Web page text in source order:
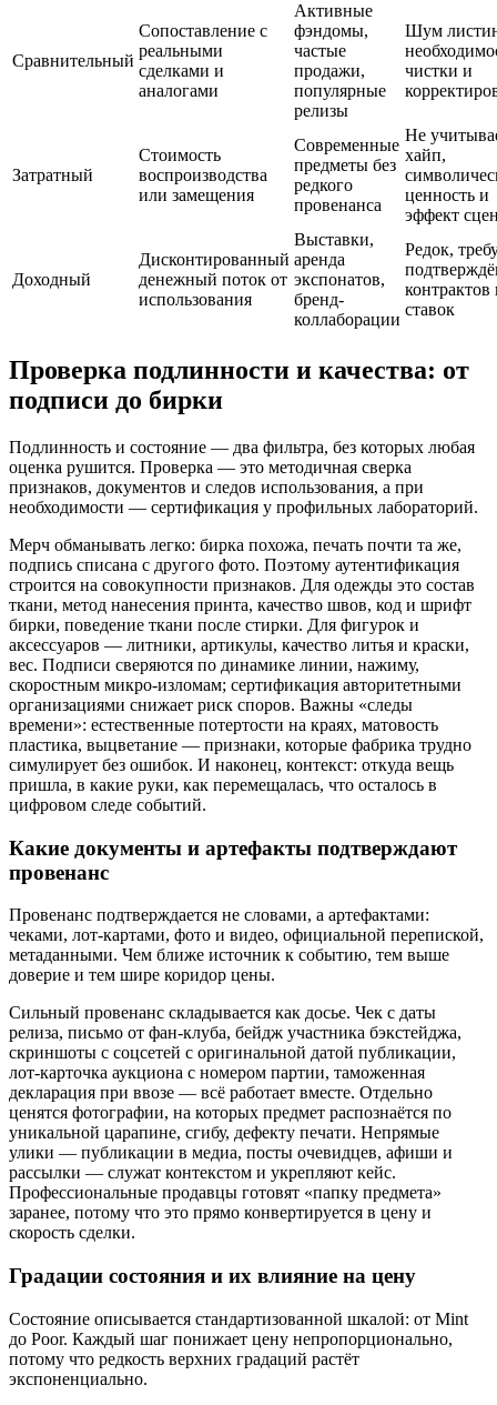
Сравнительный
Сопоставление с
реальными
сделками и
аналогами
Активные
фэндомы,
частые
продажи,
популярные
релизы
Шум
чистки и
Затратный
Стоимость
воспроизводства
или замещения
Современные
предметы без
редкого
провенанса
Не
хайп,
ценность и
эффект
Доходный
Дисконтированный
денежный поток от
использования
Выставки,
аренда
экспонатов,
бренд-
коллаборации
Редок,
контрактов
ставок
Проверка подлинности и качества: от
подписи до бирки
Подлинность и состояние — два фильтра, без которых любая
оценка рушится. Проверка — это методичная сверка
признаков, документов и следов использования, а при
необходимости — сертификация у профильных лабораторий.
Мерч обманывать легко: бирка похожа, печать почти та же,
подпись списана с другого фото. Поэтому аутентификация
строится на совокупности признаков. Для одежды это состав
ткани, метод нанесения принта, качество швов, код и шрифт
бирки, поведение ткани после стирки. Для фигурок и
аксессуаров — литники, артикулы, качество литья и краски,
вес. Подписи сверяются по динамике линии, нажиму,
скоростным микро-изломам; сертификация авторитетными
организациями снижает риск споров. Важны «следы
времени»: естественные потертости на краях, матовость
пластика, выцветание — признаки, которые фабрика трудно
симулирует без ошибок. И наконец, контекст: откуда вещь
пришла, в какие руки, как перемещалась, что осталось в
цифровом следе событий.
Какие документы и артефакты подтверждают
провенанс
Провенанс подтверждается не словами, а артефактами:
чеками, лот-картами, фото и видео, официальной перепиской,
метаданными. Чем ближе источник к событию, тем выше
доверие и тем шире коридор цены.
Сильный провенанс складывается как досье. Чек с даты
релиза, письмо от фан-клуба, бейдж участника бэкстейджа,
скриншоты с соцсетей с оригинальной датой публикации,
лот-карточка аукциона с номером партии, таможенная
декларация при ввозе — всё работает вместе. Отдельно
ценятся фотографии, на которых предмет распознаётся по
уникальной царапине, сгибу, дефекту печати. Непрямые
улики — публикации в медиа, посты очевидцев, афиши и
рассылки — служат контекстом и укрепляют кейс.
Профессиональные продавцы готовят «папку предмета»
заранее, потому что это прямо конвертируется в цену и
скорость сделки.
Градации состояния и их влияние на цену
Состояние описывается стандартизованной шкалой: от Mint
до Poor. Каждый шаг понижает цену непропорционально,
потому что редкость верхних градаций растёт
экспоненциально.